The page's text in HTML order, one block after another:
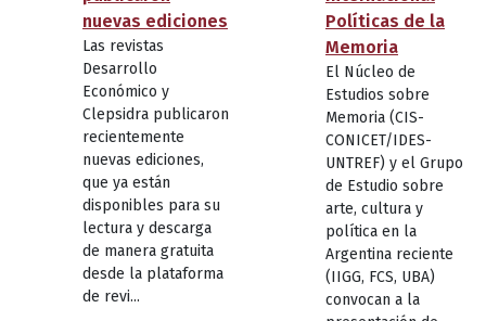
nuevas ediciones
Las revistas
Desarrollo
Económico y
Clepsidra publicaron
recientemente
nuevas ediciones,
que ya están
disponibles para su
lectura y descarga
de manera gratuita
desde la plataforma
de revi...
Políticas de la
Memoria
El Núcleo de
Estudios sobre
Memoria (CIS-
CONICET/IDES-
UNTREF) y el Grupo
de Estudio sobre
arte, cultura y
política en la
Argentina reciente
(IIGG, FCS, UBA)
convocan a la